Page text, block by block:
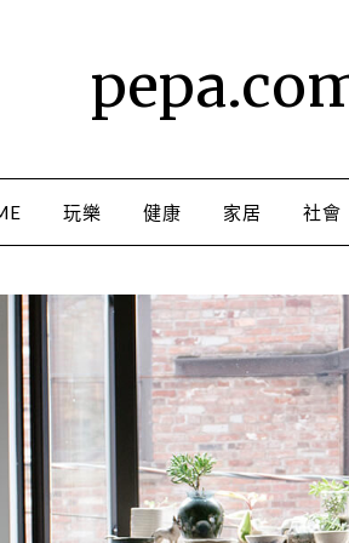
玩樂 健康 家居 社會